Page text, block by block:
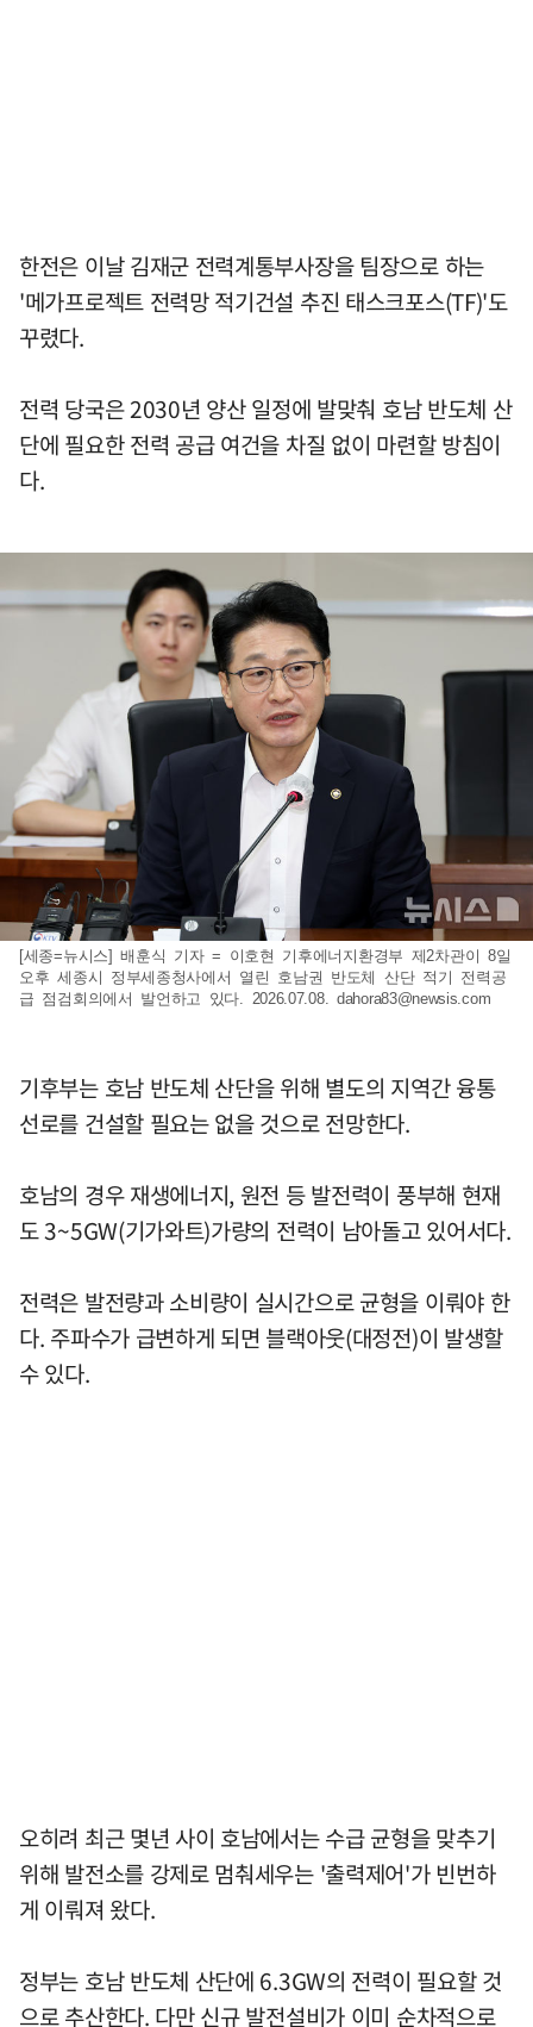
한전은 이날 김재군 전력계통부사장을 팀장으로 하는
'메가프로젝트 전력망 적기건설 추진 태스크포스(TF)'도
꾸렸다.
전력 당국은 2030년 양산 일정에 발맞춰 호남 반도체 산
단에 필요한 전력 공급 여건을 차질 없이 마련할 방침이
다.
[세종=뉴시스] 배훈식 기자 = 이호현 기후에너지환경부 제2차관이 8일
오후 세종시 정부세종청사에서 열린 호남권 반도체 산단 적기 전력공
급 점검회의에서 발언하고 있다. 2026.07.08. dahora83@newsis.com
기후부는 호남 반도체 산단을 위해 별도의 지역간 융통
선로를 건설할 필요는 없을 것으로 전망한다.
호남의 경우 재생에너지, 원전 등 발전력이 풍부해 현재
도 3~5GW(기가와트)가량의 전력이 남아돌고 있어서다.
전력은 발전량과 소비량이 실시간으로 균형을 이뤄야 한
다. 주파수가 급변하게 되면 블랙아웃(대정전)이 발생할
수 있다.
오히려 최근 몇년 사이 호남에서는 수급 균형을 맞추기
위해 발전소를 강제로 멈춰세우는 '출력제어'가 빈번하
게 이뤄져 왔다.
정부는 호남 반도체 산단에 6.3GW의 전력이 필요할 것
으로 추산한다. 다만 신규 발전설비가 이미 순차적으로